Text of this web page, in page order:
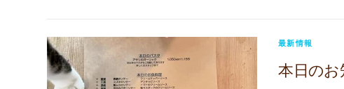
#今日のカルパッチョ
#今日のおじゃま虫
#もすけ
最新情報
本日のお